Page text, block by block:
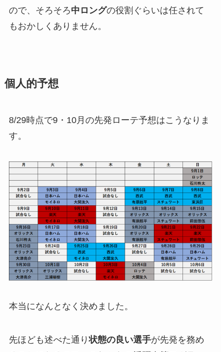
ので、そろそろ中ロングの役割ぐらいは任されて
もおかしくありません。
個人的予想
8/29時点で9・10月の先発ローテ予想はこうなりま
す。
本当になんとなく決めました。
先ほども述べた通り状態の良い選手が先発を務め